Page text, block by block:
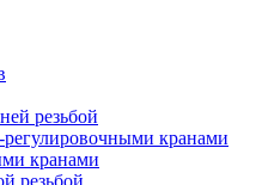
резьбой
регулировочными кранами
кранами
резьбой